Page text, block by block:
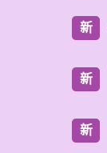
新
新
新